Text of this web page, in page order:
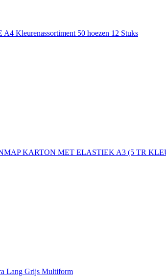
Kleurenassortiment 50 hoezen 12 Stuks
KARTON MET ELASTIEK A3 (5 TR
Lang Grijs Multiform